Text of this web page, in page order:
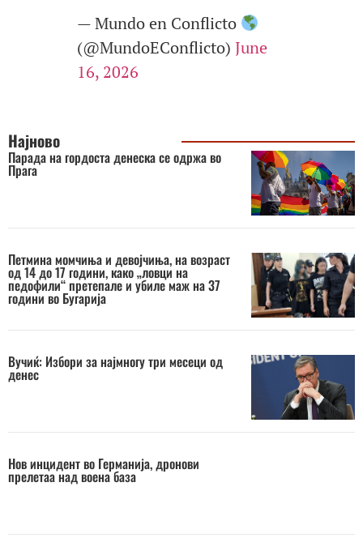
— Mundo en Conflicto
(@MundoEConflicto) June
16, 2026
Најново
Парада на гордоста денеска се одржа во
Прага
Петмина момчиња и девојчиња, на возраст
од 14 до 17 години, како „ловци на
педофили“ претепале и убиле маж на 37
години во Бугарија
Вучиќ: Избори за најмногу три месеци од
денес
Нов инцидент во Германија, дронови
прелетаа над воена база